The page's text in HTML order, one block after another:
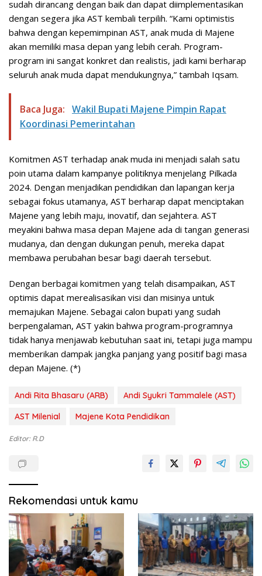
sudah dirancang dengan baik dan dapat diimplementasikan
dengan segera jika AST kembali terpilih. “Kami optimistis
bahwa dengan kepemimpinan AST, anak muda di Majene
akan memiliki masa depan yang lebih cerah. Program-
program ini sangat konkret dan realistis, jadi kami berharap
seluruh anak muda dapat mendukungnya,” tambah Iqsam.
Baca Juga: Wakil Bupati Majene Pimpin Rapat
Koordinasi Pemerintahan
Komitmen AST terhadap anak muda ini menjadi salah satu
poin utama dalam kampanye politiknya menjelang Pilkada
2024. Dengan menjadikan pendidikan dan lapangan kerja
sebagai fokus utamanya, AST berharap dapat menciptakan
Majene yang lebih maju, inovatif, dan sejahtera. AST
meyakini bahwa masa depan Majene ada di tangan generasi
mudanya, dan dengan dukungan penuh, mereka dapat
membawa perubahan besar bagi daerah tersebut.
Dengan berbagai komitmen yang telah disampaikan, AST
optimis dapat merealisasikan visi dan misinya untuk
memajukan Majene. Sebagai calon bupati yang sudah
berpengalaman, AST yakin bahwa program-programnya
tidak hanya menjawab kebutuhan saat ini, tetapi juga mampu
memberikan dampak jangka panjang yang positif bagi masa
depan Majene. (*)
Andi Rita Bhasaru (ARB)
Andi Syukri Tammalele (AST)
AST Milenial
Majene Kota Pendidikan
Editor: R.D
Rekomendasi untuk kamu